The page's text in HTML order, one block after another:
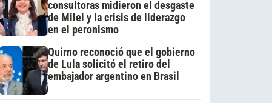
consultoras midieron el desgaste
de Milei y la crisis de liderazgo
en el peronismo
Quirno reconoció que el gobierno
de Lula solicitó el retiro del
embajador argentino en Brasil